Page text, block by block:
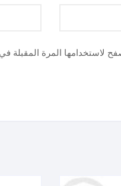
لاستخدامها المرة المقبلة